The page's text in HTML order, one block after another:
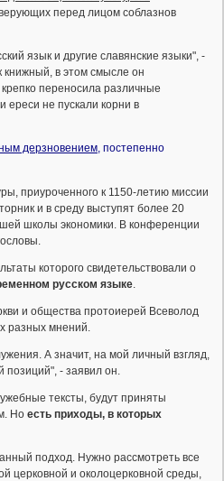
перед лицом соблазнов
язык и другие славянские языки", -
книжный, в этом смысле он
переносила различные
ереси не пускали корни в
дерзновением, постепенно
приуроченного к 1150-летию миссии
и в среду выступят более 20
школы экономики. В конференции
которого свидетельствовали о
русском языке.
и общества протоиерей Всеволод
разных мнений.
А значит, на мой личный взгляд,
- заявил он.
тексты, будут приняты
Но есть приходы, в которых
подход. Нужно рассмотреть все
церковной и околоцерковной среды,